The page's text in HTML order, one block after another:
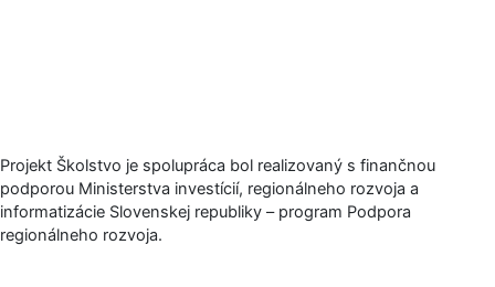
Projekt Školstvo je spolupráca bol realizovaný s finančnou
podporou Ministerstva investícií, regionálneho rozvoja a
informatizácie Slovenskej republiky – program Podpora
regionálneho rozvoja.